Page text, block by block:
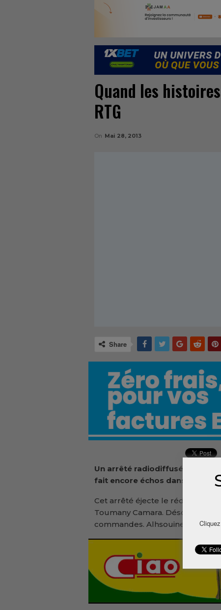
Quand les
RTG
On Mai 28, 2013
Share
Un arrêté radiodiffusé sur les
fait encore échos dans les
Cet arrêté éjecte le rédacteur
Toumany Camara. Désormais,
commandes. Alhsouine Sano